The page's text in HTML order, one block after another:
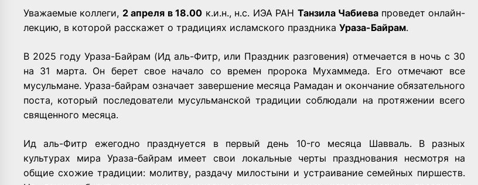
Уважаемые коллеги, 2 апреля в 18.00 к.и.н., н.с. ИЭА РАН Танзила Чабиева проведет онлайн-
лекцию, в которой расскажет о традициях исламского праздника Ураза-Байрам.
В 2025 году Ураза-Байрам (Ид аль-Фитр, или Праздник разговения) отмечается в ночь с 30
на 31 марта. Он берет свое начало со времен пророка Мухаммеда. Его отмечают все
мусульмане. Ураза-байрам означает завершение месяца Рамадан и окончание обязательного
поста, который последователи мусульманской традиции соблюдали на протяжении всего
священного месяца.
Ид аль-Фитр ежегодно празднуется в первый день 10-го месяца Шавваль. В разных
культурах мира Ураза-байрам имеет свои локальные черты празднования несмотря на
общие схожие традиции: молитву, раздачу милостыни и устраивание семейных пиршеств.